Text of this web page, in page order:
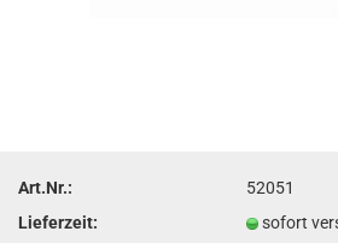
Art.Nr.:
52051
Lieferzeit:
sofort